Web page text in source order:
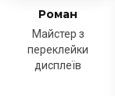
Роман
Майстер з
переклейки
дисплеїв